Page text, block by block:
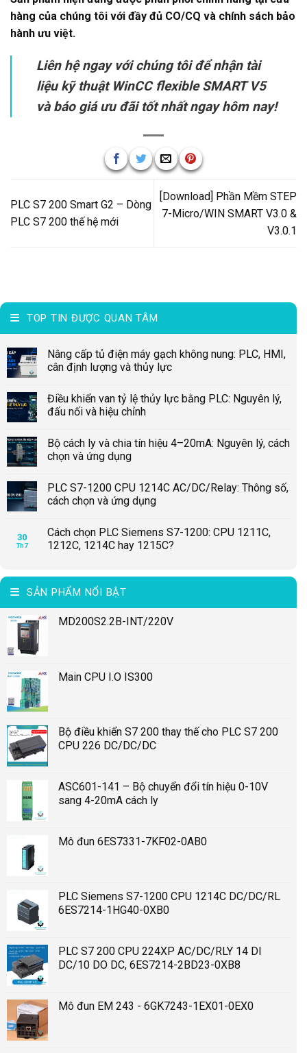
hàng của chúng tôi với đầy đủ CO/CQ và chính sách bảo
hành ưu việt.
Liên hệ ngay với chúng tôi để nhận tài
liệu kỹ thuật WinCC flexible SMART V5
và báo giá ưu đãi tốt nhất ngay hôm nay!
PLC S7 200 Smart G2 – Dòng
PLC S7 200 thế hệ mới
[Download] Phần Mềm STEP
7-Micro/WIN SMART V3.0 &
V3.0.1
TOP TIN ĐƯỢC QUAN TÂM
Nâng cấp tủ điện máy gạch không nung: PLC, HMI,
cân định lượng và thủy lực
Điều khiển van tỷ lệ thủy lực bằng PLC: Nguyên lý,
đấu nối và hiệu chỉnh
Bộ cách ly và chia tín hiệu 4–20mA: Nguyên lý, cách
chọn và ứng dụng
PLC S7-1200 CPU 1214C AC/DC/Relay: Thông số,
cách chọn và ứng dụng
30
Th7
Cách chọn PLC Siemens S7-1200: CPU 1211C,
1212C, 1214C hay 1215C?
SẢN PHẨM NỔI BẬT
MD200S2.2B-INT/220V
Main CPU I.O IS300
Bộ điều khiển S7 200 thay thế cho PLC S7 200
CPU 226 DC/DC/DC
ASC601-141 – Bộ chuyển đổi tín hiệu 0-10V
sang 4-20mA cách ly
Mô đun 6ES7331-7KF02-0AB0
PLC Siemens S7-1200 CPU 1214C DC/DC/RL
6ES7214-1HG40-0XB0
PLC S7 200 CPU 224XP AC/DC/RLY 14 DI
DC/10 DO DC, 6ES7214-2BD23-0XB8
Mô đun EM 243 - 6GK7243-1EX01-0EX0